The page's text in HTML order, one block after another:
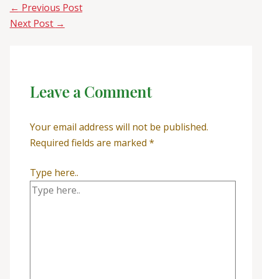
← Previous Post
Next Post →
Leave a Comment
Your email address will not be published.
Required fields are marked *
Type here..